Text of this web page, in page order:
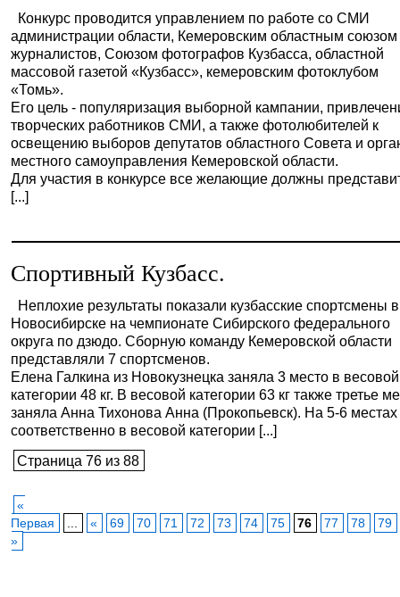
Конкурс проводится управлением по работе со СМИ
администрации области, Кемеровским областным союзом
журналистов, Союзом фотографов Кузбасса, областной
массовой газетой «Кузбасс», кемеровским фотоклубом
«Томь».
Его цель - популяризация выборной кампании,
творческих работников СМИ, а также фотолюбителей к
освещению выборов депутатов областного Совета и
местного самоуправления Кемеровской области.
Для участия в конкурсе все желающие должны
[...]
Спортивный Кузбасс.
Неплохие результаты показали кузбасские спортсмены в
Новосибирске на чемпионате Сибирского федерального
округа по дзюдо. Сборную команду Кемеровской области
представляли 7 спортсменов.
Елена Галкина из Новокузнецка заняла 3 место в весовой
категории 48 кг. В весовой категории 63 кг также третье
заняла Анна Тихонова Анна (Прокопьевск). На 5-6 местах
соответственно в весовой категории [...]
Страница 76 из 88
«
Первая
« 69 70 71 72 73 74 75 76 77 78
79
»